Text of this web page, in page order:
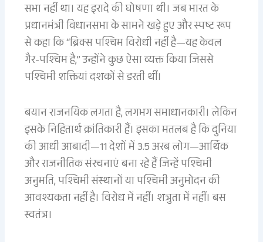
सभा नहीं था। यह इरादे की घोषणा थी। जब भारत के
प्रधानमंत्री विधानसभा के सामने खड़े हुए और स्पष्ट रूप
से कहा कि “ब्रिक्स पश्चिम विरोधी नहीं है—यह केवल
गैर-पश्चिम है,” उन्होंने कुछ ऐसा व्यक्त किया जिससे
पश्चिमी शक्तियां दशकों से डरती थीं।
बयान राजनयिक लगता है, लगभग समाधानकारी। लेकिन
इसके निहितार्थ क्रांतिकारी हैं। इसका मतलब है कि दुनिया
की आधी आबादी—11 देशों में 3.5 अरब लोग—आर्थिक
और राजनीतिक संरचनाएं बना रहे हैं जिन्हें पश्चिमी
अनुमति, पश्चिमी संस्थानों या पश्चिमी अनुमोदन की
आवश्यकता नहीं है। विरोध में नहीं। शत्रुता में नहीं। बस
स्वतंत्र।